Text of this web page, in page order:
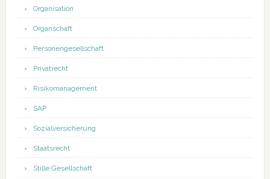
Organisation
Organschaft
Personengesellschaft
Privatrecht
Risikomanagement
SAP
Sozialversicherung
Staatsrecht
Stille Gesellschaft